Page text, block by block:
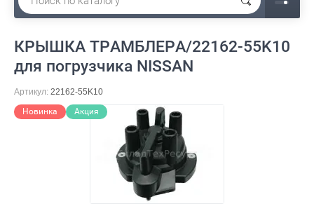
КРЫШКА ТРАМБЛЕРА/22162-55K10
для погрузчика NISSAN
Артикул: 22162-55K10
Новинка
Акция